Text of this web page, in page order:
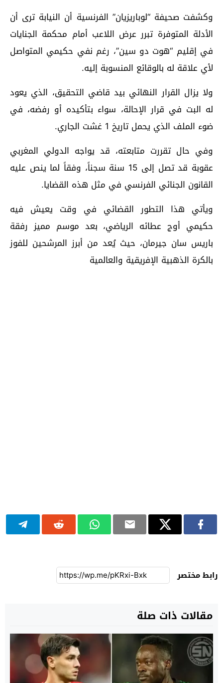
وكشفت صحيفة “لوباريزيان” الفرنسية أن النيابة ترى أن
الأدلة المتوفرة تبرر عرض اللاعب أمام محكمة الجنايات
في إقليم “هوت دو سين”، رغم نفي حكيمي المتواصل
لأي علاقة له بالوقائع المنسوبة إليه.
ولا يزال القرار النهائي بيد قاضي التحقيق، الذي يعود
له البت في قرار الإحالة، سواء بتأكيده أو رفضه، في
ضوء الملف الذي يحمل تاريخ 1 غشت الجاري.
وفي حال تقررت متابعته، قد يواجه الدولي المغربي
عقوبة قد تصل إلى 15 سنة سجناً، وفقاً لما ينص عليه
القانون الجنائي الفرنسي في مثل هذه القضايا.
ويأتي هذا التطور القضائي في وقت يعيش فيه
حكيمي أوج عطائه الرياضي، بعد موسم مميز رفقة
باريس سان جيرمان، حيث يُعد من أبرز المرشحين للفوز
بالكرة الذهبية الإفريقية والعالمية
رابط مختصر
مقالات ذات صلة